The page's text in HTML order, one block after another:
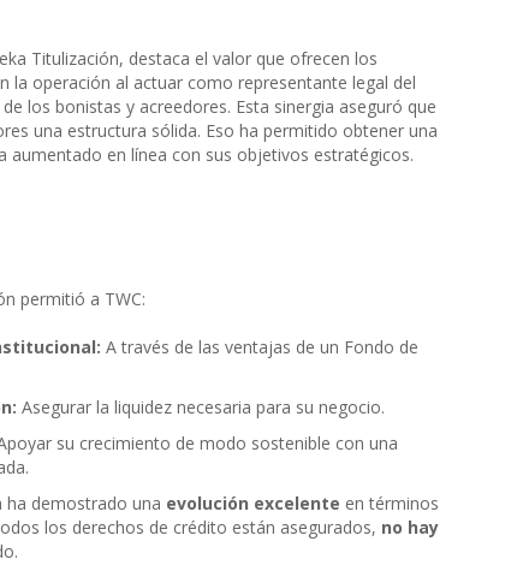
Titulización, destaca el valor que ofrecen los
la operación al actuar como representante legal del
los bonistas y acreedores. Esta sinergia aseguró que
una estructura sólida. Eso ha permitido obtener una
aumentado en línea con sus objetivos estratégicos.
permitió a TWC:
A través de las ventajas de un Fondo de
Asegurar la liquidez necesaria para su negocio.
su crecimiento de modo sostenible con una
ha demostrado una evolución excelente en términos
los derechos de crédito están asegurados, no hay